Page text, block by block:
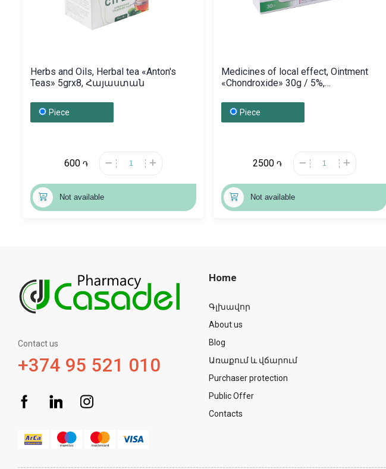
Herbs and Oils, Herbal tea «Anton's
Teas» 5grx8, Հայաստան
Piece
600 ֏
Not available
Medicines of local effect, Ointment
«Chondroxide» 30g / 5%,
Piece
2500 ֏
Not available
Contact us
+374 95 521 010
Home
Գլխավոր
About us
Blog
Առաքում և վճարում
Purchaser protection
Public Offer
Contacts